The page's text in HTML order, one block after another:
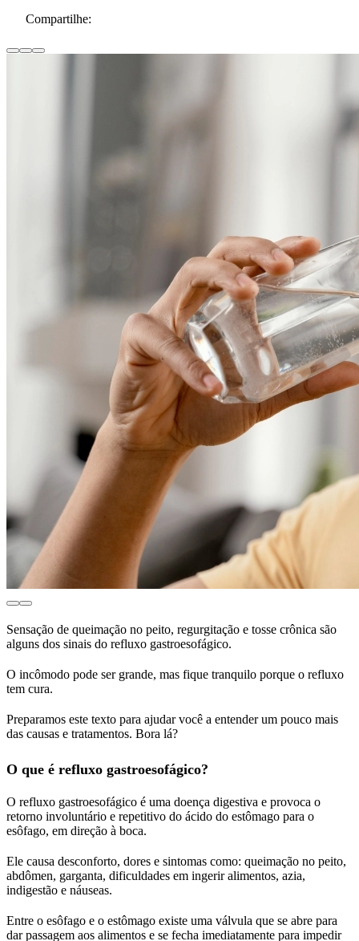
Compartilhe:
Sensação de queimação no peito, regurgitação e tosse crônica são
alguns dos sinais do refluxo gastroesofágico.
O incômodo pode ser grande, mas fique tranquilo porque o refluxo
tem cura.
Preparamos este texto para ajudar você a entender um pouco mais
das causas e tratamentos. Bora lá?
O que é refluxo gastroesofágico?
O refluxo gastroesofágico é uma doença digestiva e provoca o
retorno involuntário e repetitivo do ácido do estômago para o
esôfago, em direção à boca.
Ele causa desconforto, dores e sintomas como: queimação no peito,
abdômen, garganta, dificuldades em ingerir alimentos, azia,
indigestão e náuseas.
Entre o esôfago e o estômago existe uma válvula que se abre para
dar passagem aos alimentos e se fecha imediatamente para impedir